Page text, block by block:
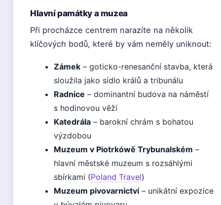
Hlavní památky a muzea
Při procházce centrem narazíte na několik
klíčových bodů, které by vám neměly uniknout:
Zámek – goticko-renesanční stavba, která
sloužila jako sídlo králů a tribunálu
Radnice – dominantní budova na náměstí
s hodinovou věží
Katedrála – barokní chrám s bohatou
výzdobou
Muzeum v Piotrkówě Trybunalském –
hlavní městské muzeum s rozsáhlými
sbírkami (Poland Travel)
Muzeum pivovarnictví– unikátní expozice